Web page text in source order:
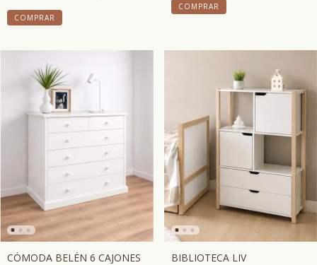
COMPRAR
COMPRAR
CÓMODA BELÉN 6 CAJONES BIBLIOTECA LIV